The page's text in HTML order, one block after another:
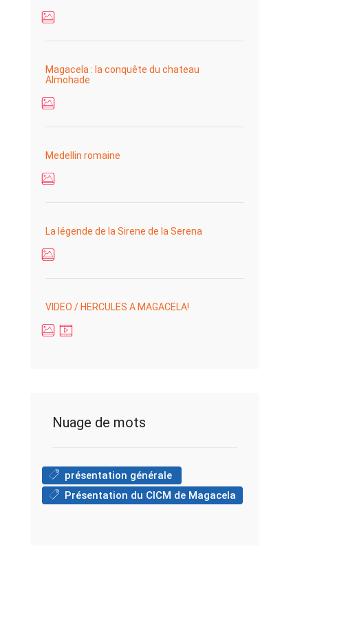
Magacela : la conquête du chateau
Almohade
Medellin romaine
La légende de la Sirene de la Serena
VIDEO / HERCULES A MAGACELA!
Nuage de mots
présentation générale
Présentation du CICM de Magacela